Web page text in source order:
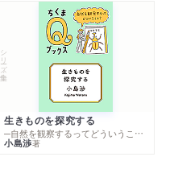
シリーズ・全集
生きものを探究する
─自然を観察するってどういうこと？
小島渉著